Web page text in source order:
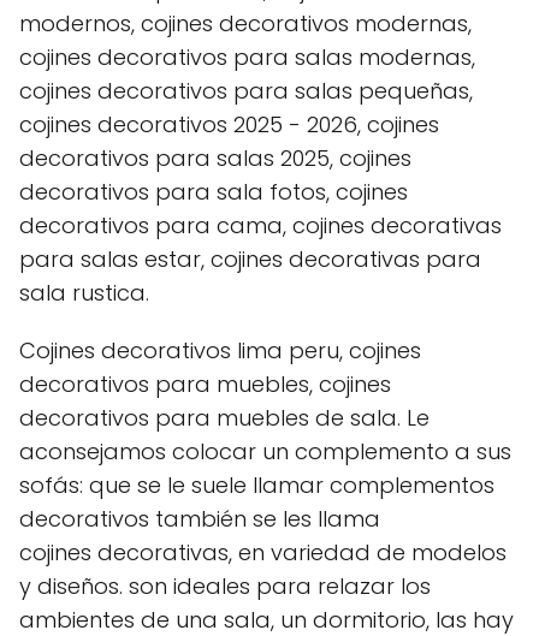
modernos, cojines decorativos modernas,
cojines decorativos para salas modernas,
cojines decorativos para salas pequeñas,
cojines decorativos 2025 - 2026, cojines
decorativos para salas 2025, cojines
decorativos para sala fotos, cojines
decorativos para cama, cojines decorativas
para salas estar, cojines decorativas para
sala rustica.
Cojines decorativos lima peru, cojines
decorativos para muebles, cojines
decorativos para muebles de sala. Le
aconsejamos colocar un complemento a sus
sofás: que se le suele llamar complementos
decorativos también se les llama
cojines decorativas, en variedad de modelos
y diseños. son ideales para relazar los
ambientes de una sala, un dormitorio, las hay